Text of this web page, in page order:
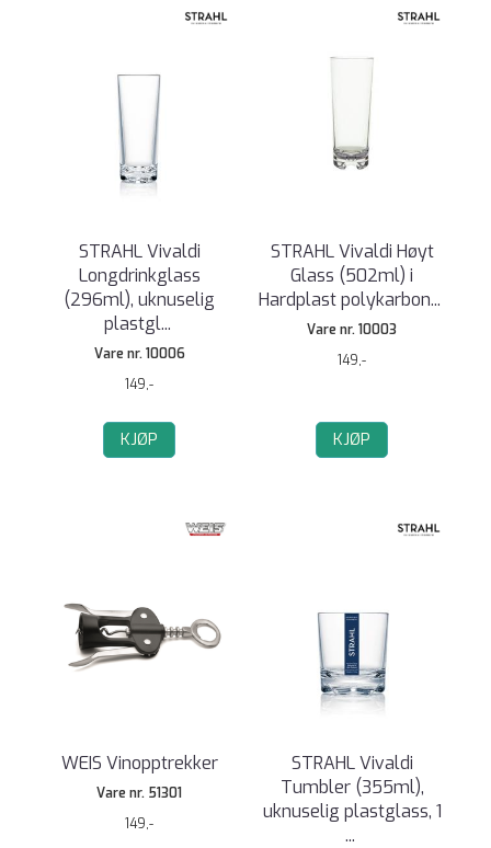
STRAHL Vivaldi
Longdrinkglass
(296ml), uknuselig
plastgl...
Vare nr. 10006
149,-
KJØP
STRAHL Vivaldi Høyt
Glass (502ml) i
Hardplast polykarbon...
Vare nr. 10003
149,-
KJØP
WEIS Vinopptrekker
Vare nr. 51301
149,-
STRAHL Vivaldi
Tumbler (355ml),
uknuselig plastglass, 1
...